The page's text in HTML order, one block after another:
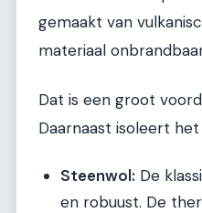
gemaakt van
materiaal
Dat is een groot
Daarnaast isoleert
Steenwol: De
en robuust. De